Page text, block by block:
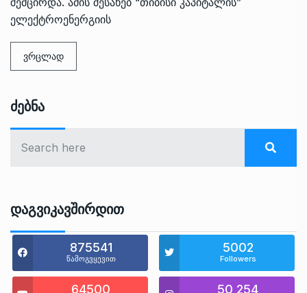
ელექტროენერგიის
ვრცლად
Ძებნა
Დაგვიკავშირდით
875541
წამოგვყევით
5002
Followers
64500 50,254